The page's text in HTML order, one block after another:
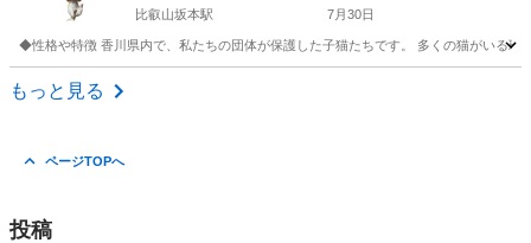
比叡山坂本駅 7月30日
◆性格や特徴 香川県内で、私たちの団体が保護した子猫たちです。 多くの猫がいる
滋賀 大津市
もっと見る
ページTOPへ
投稿